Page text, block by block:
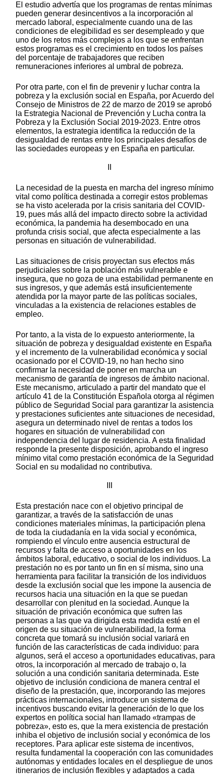
El estudio advertía que los programas de rentas mínimas
pueden generar desincentivos a la incorporación al
mercado laboral, especialmente cuando una de las
condiciones de elegibilidad es ser desempleado y que
uno de los retos más complejos a los que se enfrentan
estos programas es el crecimiento en todos los países
del porcentaje de trabajadores que reciben
remuneraciones inferiores al umbral de pobreza.
Por otra parte, con el fin de prevenir y luchar contra la
pobreza y la exclusión social en España, por Acuerdo del
Consejo de Ministros de 22 de marzo de 2019 se aprobó
la Estrategia Nacional de Prevención y Lucha contra la
Pobreza y la Exclusión Social 2019-2023. Entre otros
elementos, la estrategia identifica la reducción de la
desigualdad de rentas entre los principales desafíos de
las sociedades europeas y en España en particular.
La necesidad de la puesta en marcha del ingreso mínimo
vital como política destinada a corregir estos problemas
se ha visto acelerada por la crisis sanitaria del COVID-
19, pues más allá del impacto directo sobre la actividad
económica, la pandemia ha desembocado en una
profunda crisis social, que afecta especialmente a las
personas en situación de vulnerabilidad.
Las situaciones de crisis proyectan sus efectos más
perjudiciales sobre la población más vulnerable e
insegura, que no goza de una estabilidad permanente en
sus ingresos, y que además está insuficientemente
atendida por la mayor parte de las políticas sociales,
vinculadas a la existencia de relaciones estables de
empleo.
Por tanto, a la vista de lo expuesto anteriormente, la
situación de pobreza y desigualdad existente en España
y el incremento de la vulnerabilidad económica y social
ocasionado por el COVID-19, no han hecho sino
confirmar la necesidad de poner en marcha un
mecanismo de garantía de ingresos de ámbito nacional.
Este mecanismo, articulado a partir del mandato que el
artículo 41 de la Constitución Española otorga al régimen
público de Seguridad Social para garantizar la asistencia
y prestaciones suficientes ante situaciones de necesidad,
asegura un determinado nivel de rentas a todos los
hogares en situación de vulnerabilidad con
independencia del lugar de residencia. A esta finalidad
responde la presente disposición, aprobando el ingreso
mínimo vital como prestación económica de la Seguridad
Social en su modalidad no contributiva.
Esta prestación nace con el objetivo principal de
garantizar, a través de la satisfacción de unas
condiciones materiales mínimas, la participación plena
de toda la ciudadanía en la vida social y económica,
rompiendo el vínculo entre ausencia estructural de
recursos y falta de acceso a oportunidades en los
ámbitos laboral, educativo, o social de los individuos. La
prestación no es por tanto un fin en sí misma, sino una
herramienta para facilitar la transición de los individuos
desde la exclusión social que les impone la ausencia de
recursos hacia una situación en la que se puedan
desarrollar con plenitud en la sociedad. Aunque la
situación de privación económica que sufren las
personas a las que va dirigida esta medida esté en el
origen de su situación de vulnerabilidad, la forma
concreta que tomará su inclusión social variará en
función de las características de cada individuo: para
algunos, será el acceso a oportunidades educativas, para
otros, la incorporación al mercado de trabajo o, la
solución a una condición sanitaria determinada. Este
objetivo de inclusión condiciona de manera central el
diseño de la prestación, que, incorporando las mejores
prácticas internacionales, introduce un sistema de
incentivos buscando evitar la generación de lo que los
expertos en política social han llamado «trampas de
pobreza», esto es, que la mera existencia de prestación
inhiba el objetivo de inclusión social y económica de los
receptores. Para aplicar este sistema de incentivos,
resulta fundamental la cooperación con las comunidades
autónomas y entidades locales en el despliegue de unos
itinerarios de inclusión flexibles y adaptados a cada